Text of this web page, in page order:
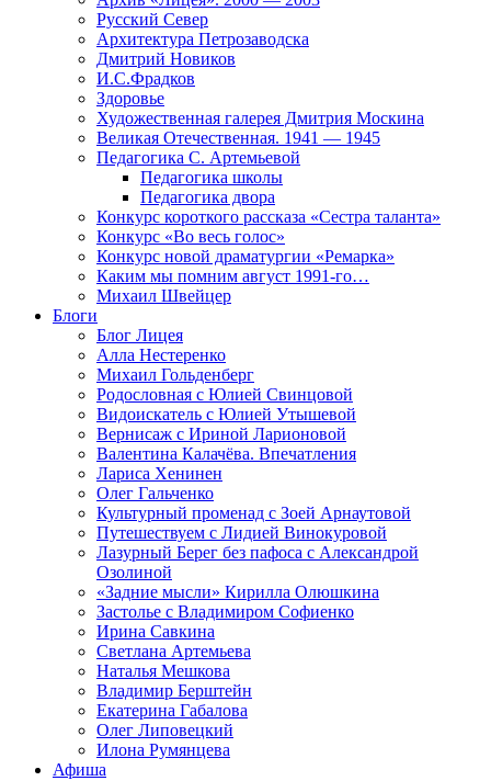
Русский Север
Архитектура Петрозаводска
Дмитрий Новиков
И.С.Фрадков
Здоровье
Художественная галерея Дмитрия Москина
Великая Отечественная. 1941 — 1945
Педагогика С. Артемьевой
Педагогика школы
Педагогика двора
Конкурс короткого рассказа «Сестра таланта»
Конкурс «Во весь голос»
Конкурс новой драматургии «Ремарка»
Каким мы помним август 1991-го…
Михаил Швейцер
Блоги
Блог Лицея
Алла Нестеренко
Михаил Гольденберг
Родословная с Юлией Свинцовой
Видоискатель с Юлией Утышевой
Вернисаж с Ириной Ларионовой
Валентина Калачёва. Впечатления
Лариса Хенинен
Олег Гальченко
Культурный променад с Зоей Арнаутовой
Путешествуем с Лидией Винокуровой
Лазурный Берег без пафоса с Александрой
Озолиной
«Задние мысли» Кирилла Олюшкина
Застолье с Владимиром Софиенко
Ирина Савкина
Светлана Артемьева
Наталья Мешкова
Владимир Берштейн
Екатерина Габалова
Олег Липовецкий
Илона Румянцева
Афиша